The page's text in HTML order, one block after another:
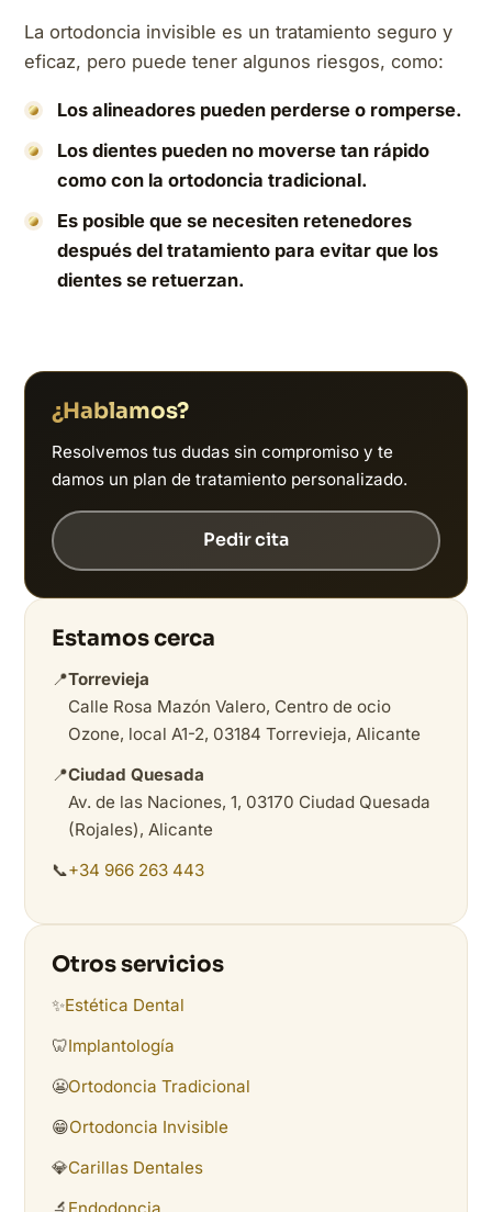
La ortodoncia invisible es un tratamiento seguro y
eficaz, pero puede tener algunos riesgos, como:
Los alineadores pueden perderse o romperse.
Los dientes pueden no moverse tan rápido
como con la ortodoncia tradicional.
Es posible que se necesiten retenedores
después del tratamiento para evitar que los
dientes se retuerzan.
¿Hablamos?
Resolvemos tus dudas sin compromiso y te
damos un plan de tratamiento personalizado.
Pedir cita
Estamos cerca
📍Torrevieja
Calle Rosa Mazón Valero, Centro de ocio
Ozone, local A1-2, 03184 Torrevieja, Alicante
📍Ciudad Quesada
Av. de las Naciones, 1, 03170 Ciudad Quesada
(Rojales), Alicante
📞+34 966 263 443
Otros servicios
✨Estética Dental
🦷Implantología
😬Ortodoncia Tradicional
😁Ortodoncia Invisible
💎Carillas Dentales
🔬 Endodoncia